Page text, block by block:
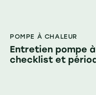
POMPE À CHALEUR
Entretien pompe
checklist et